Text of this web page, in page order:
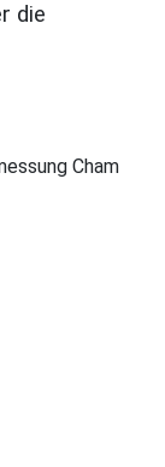
die
Cham